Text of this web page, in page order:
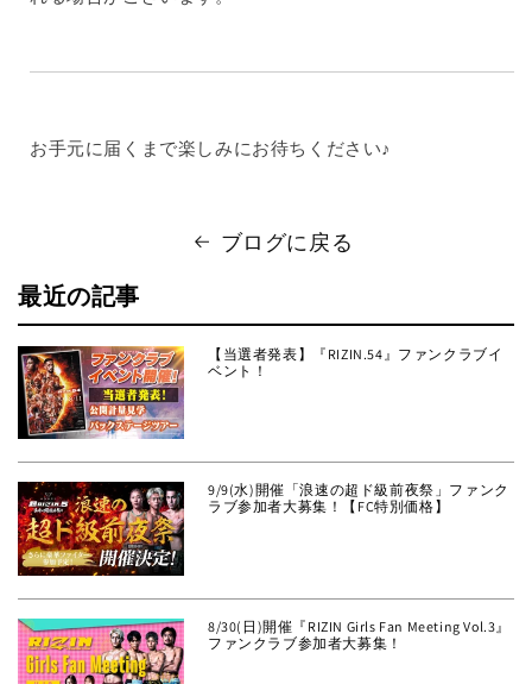
お手元に届くまで楽しみにお待ちください♪
ブログに戻る
最近の記事
【当選者発表】『RIZIN.54』ファンクラブイ
ベント！
9/9(水)開催「浪速の超ド級前夜祭」ファンク
ラブ参加者大募集！【FC特別価格】
8/30(日)開催『RIZIN Girls Fan Meeting Vol.3』
ファンクラブ参加者大募集！